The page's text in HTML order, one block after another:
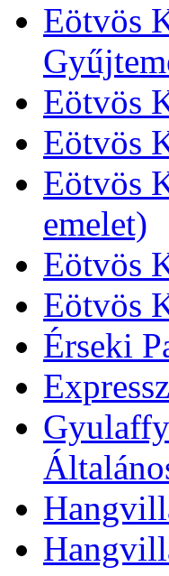
Eötvös
Eötvös
Eötvös
Eötvös
emelet)
Eötvös
Eötvös
Érseki